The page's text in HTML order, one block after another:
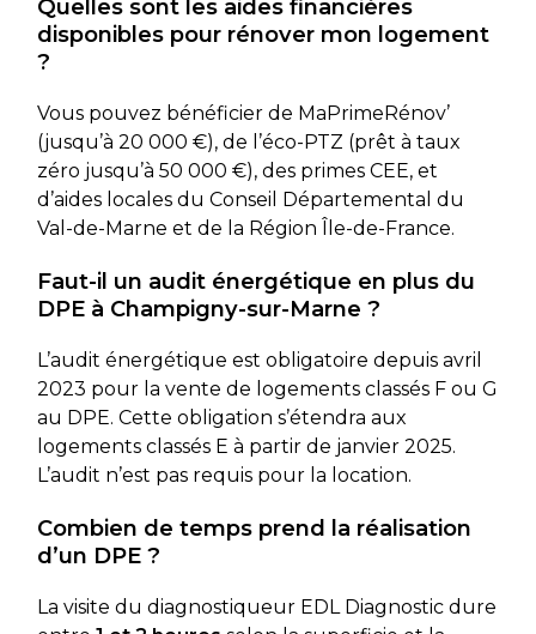
Quelles sont les aides financières
disponibles pour rénover mon logement
?
Vous pouvez bénéficier de MaPrimeRénov’
(jusqu’à 20 000 €), de l’éco-PTZ (prêt à taux
zéro jusqu’à 50 000 €), des primes CEE, et
d’aides locales du Conseil Départemental du
Val-de-Marne et de la Région Île-de-France.
Faut-il un audit énergétique en plus du
DPE à Champigny-sur-Marne ?
L’audit énergétique est obligatoire depuis avril
2023 pour la vente de logements classés F ou G
au DPE. Cette obligation s’étendra aux
logements classés E à partir de janvier 2025.
L’audit n’est pas requis pour la location.
Combien de temps prend la réalisation
d’un DPE ?
La visite du diagnostiqueur EDL Diagnostic dure